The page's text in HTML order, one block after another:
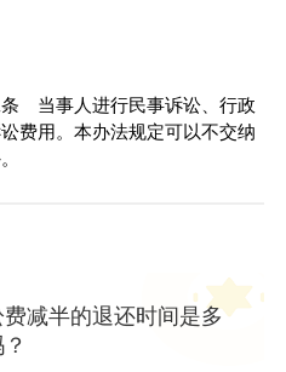
条 当事人进行民事诉讼、行政
费用。本办法规定可以不交纳
减半的退还时间是多